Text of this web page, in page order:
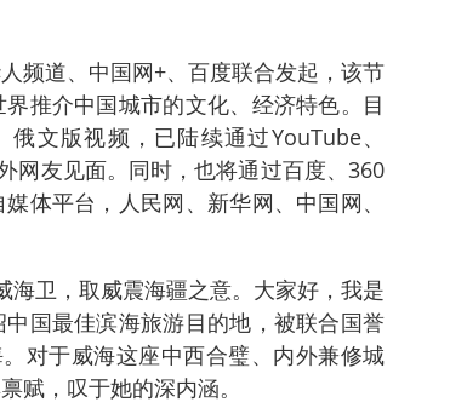
频道、中国网+、百度联合发起，该节
推介中国城市的文化、经济特色。目
文版视频，已陆续通过YouTube、
网友见面。同时，也将通过百度、360
体平台，人民网、新华网、中国网、
海卫，取威震海疆之意。大家好，我是
国最佳滨海旅游目的地，被联合国誉
对于威海这座中西合璧、内外兼修城
赋，叹于她的深内涵。